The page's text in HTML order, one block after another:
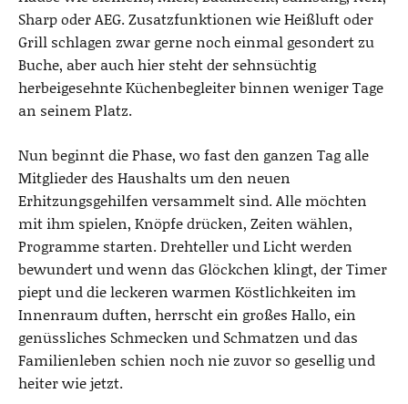
Sharp oder AEG. Zusatzfunktionen wie Heißluft oder
Grill schlagen zwar gerne noch einmal gesondert zu
Buche, aber auch hier steht der sehnsüchtig
herbeigesehnte Küchenbegleiter binnen weniger Tage
an seinem Platz.
Nun beginnt die Phase, wo fast den ganzen Tag alle
Mitglieder des Haushalts um den neuen
Erhitzungsgehilfen versammelt sind. Alle möchten
mit ihm spielen, Knöpfe drücken, Zeiten wählen,
Programme starten. Drehteller und Licht werden
bewundert und wenn das Glöckchen klingt, der Timer
piept und die leckeren warmen Köstlichkeiten im
Innenraum duften, herrscht ein großes Hallo, ein
genüssliches Schmecken und Schmatzen und das
Familienleben schien noch nie zuvor so gesellig und
heiter wie jetzt.